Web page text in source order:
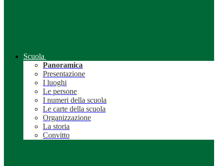
Scuola
Panoramica
Presentazione
I luoghi
Le persone
I numeri della scuola
Le carte della scuola
Organizzazione
La storia
Convitto